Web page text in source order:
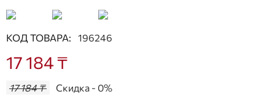
КОД ТОВАРА: 196246
17 184 ₸
17 184 ₸ Скидка - 0%